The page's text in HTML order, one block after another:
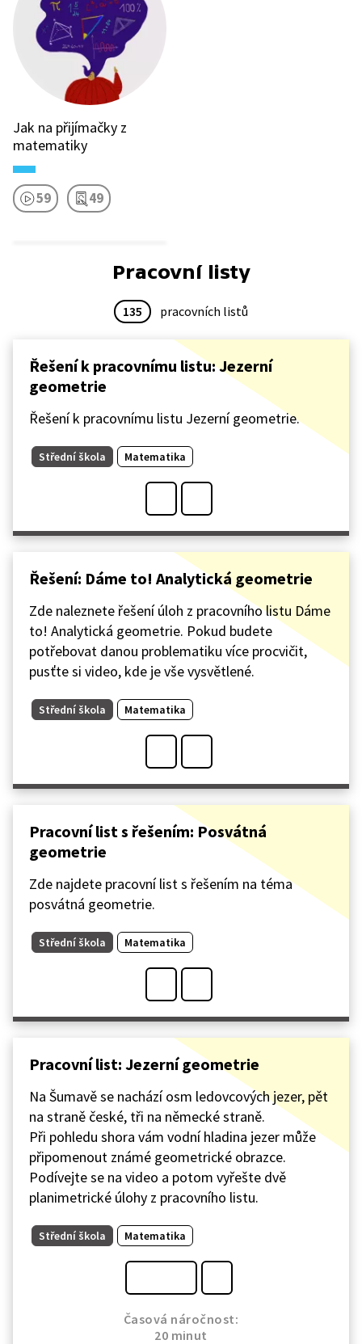
Jak na přijímačky z
matematiky
59 49
Pracovní listy
135 pracovních listů
Řešení k pracovnímu listu: Jezerní
geometrie
Řešení k pracovnímu listu Jezerní geometrie.
Střední škola Matematika
Řešení: Dáme to! Analytická geometrie
Zde naleznete řešení úloh z pracovního listu Dáme
to! Analytická geometrie. Pokud budete
potřebovat danou problematiku více procvičit,
pusťte si video, kde je vše vysvětlené.
Střední škola Matematika
Pracovní list s řešením: Posvátná
geometrie
Zde najdete pracovní list s řešením na téma
posvátná geometrie.
Střední škola Matematika
Pracovní list: Jezerní geometrie
Na Šumavě se nachází osm ledovcových jezer, pět
na straně české, tři na německé straně.
Při pohledu shora vám vodní hladina jezer může
připomenout známé geometrické obrazce.
Podívejte se na video a potom vyřešte dvě
planimetrické úlohy z pracovního listu.
Střední škola Matematika
Časová náročnost:
20 minut